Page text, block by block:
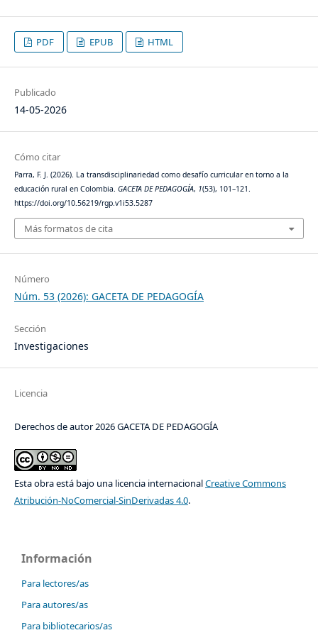
PDF EPUB HTML
Publicado
14-05-2026
Cómo citar
Parra, F. J. (2026). La transdisciplinariedad como desafío curricular en torno a la
educación rural en Colombia. GACETA DE PEDAGOGÍA, 1(53), 101–121.
https://doi.org/10.56219/rgp.v1i53.5287
Más formatos de cita
Número
Núm. 53 (2026): GACETA DE PEDAGOGÍA
Sección
Investigaciones
Licencia
Derechos de autor 2026 GACETA DE PEDAGOGÍA
Esta obra está bajo una licencia internacionalCreative Commons
Atribución-NoComercial-SinDerivadas 4.0.
Información
Para lectores/as
Para autores/as
Para bibliotecarios/as